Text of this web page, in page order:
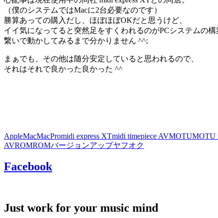
（僕のシステムではMacに2台必要なのです）
勝算あっての購入だし、ほぼほぼOKだと思うけど、
イイ気になってると突然足をすくわれるのがPCシステムの構
繋いで動かしてみるまで分かりません ^^;
まぁでも、その他は随分安定していると思われるので、
それはそれで良かった良かった ^^
AppleMacMacPromidi express XTmidi timepiece AVMOTUMOTU
AVROMROMバージョンアップヤフオク
Facebook
Just work for your music mind